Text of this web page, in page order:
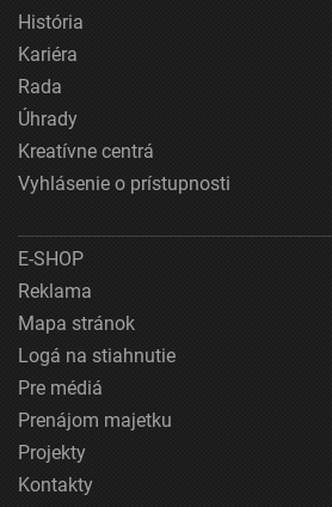
História
Kariéra
Rada
Úhrady
Kreatívne centrá
Vyhlásenie o prístupnosti
E-SHOP
Reklama
Mapa stránok
Logá na stiahnutie
Pre médiá
Prenájom majetku
Projekty
Kontakty